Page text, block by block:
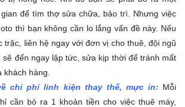
để tìm thợ sửa chữa, bảo trì. Nhưng việc
thì bạn không cần lo lắng vấn đề này. Nếu
trặc, liên hệ ngay với đơn vị cho thuê, đội ngũ
sẽ đến ngay lập tức, sửa kịp thời để tránh mất
hàng.
chi phí linh kiện thay thế, mực in: Mỗi
cần bỏ ra 1 khoản tiền cho việc thuê máy,